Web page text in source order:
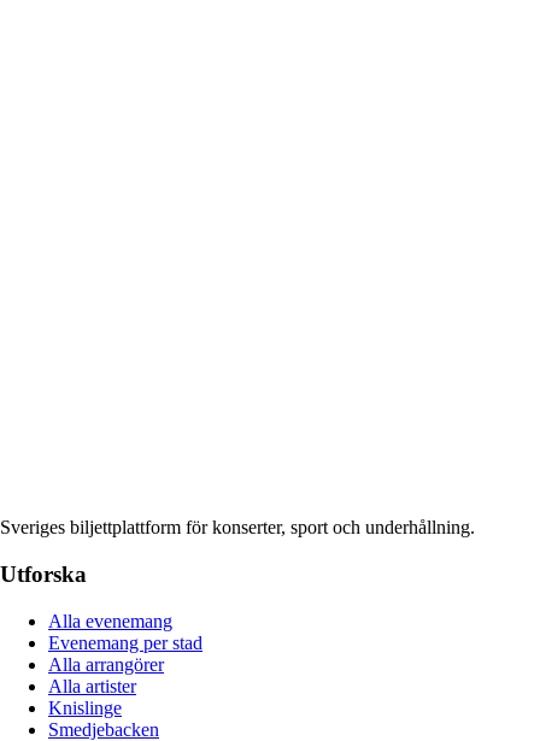
Sveriges biljettplattform för konserter, sport och underhållning.
Utforska
Alla evenemang
Evenemang per stad
Alla arrangörer
Alla artister
Knislinge
Smedjebacken